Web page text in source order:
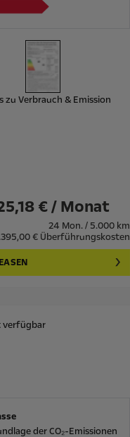
zu Verbrauch & Emission
€ / Monat
24 Mon. / 5.000 km
€ Überführungskosten
der CO₂-Emissionen